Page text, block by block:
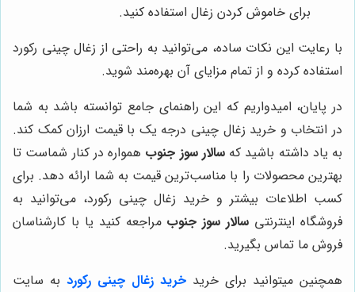
برای خاموش کردن زغال استفاده کنید.
با رعایت این نکات ساده، می‌توانید به راحتی از زغال چینی رکورد
استفاده کرده و از تمام مزایای آن بهره‌مند شوید.
در پایان، امیدواریم که این راهنمای جامع توانسته باشد به شما
در انتخاب و خرید زغال چینی درجه یک با قیمت ارزان کمک کند.
به یاد داشته باشید کهسالار سوز جنوب همواره در کنار شماست تا
بهترین محصولات را با مناسب‌ترین قیمت به شما ارائه دهد. برای
کسب اطلاعات بیشتر و خرید زغال چینی رکورد، می‌توانید به
فروشگاه اینترنتی سالار سوز جنوب مراجعه کنید یا با کارشناسان
فروش ما تماس بگیرید.
همچنین میتوانید برای خرید خرید زغال چینی رکورد به سایت